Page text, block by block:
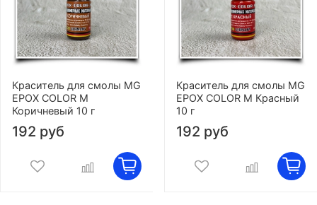
Краситель для смолы MG
EPOX COLOR M
Коричневый 10 г
192 руб
Краситель для смолы MG
EPOX COLOR M Красный
10 г
192 руб